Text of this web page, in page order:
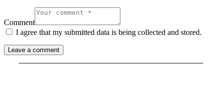
Comment
I agree that my submitted data is being collected and stored.